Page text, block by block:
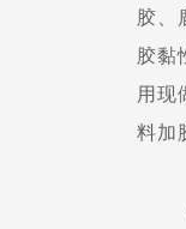
胶、
胶黏
用现
料加
（